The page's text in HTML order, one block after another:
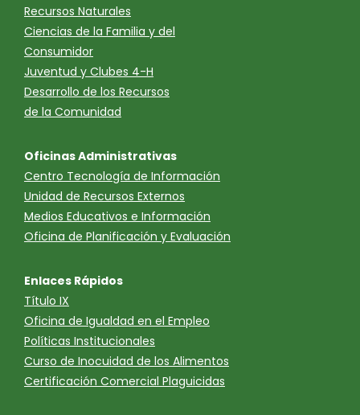
Recursos Naturales
Ciencias de la Familia y del
Consumidor
Juventud y Clubes 4-H
Desarrollo de los Recursos
de la Comunidad
Oficinas Administrativas
Centro Tecnología de Información
Unidad de Recursos Externos
Medios Educativos e Información
Oficina de Planificación y Evaluación
Enlaces Rápidos
Título IX
Oficina de Igualdad en el Empleo
Políticas Institucionales
Curso de Inocuidad de los Alimentos
Certificación Comercial Plaguicidas